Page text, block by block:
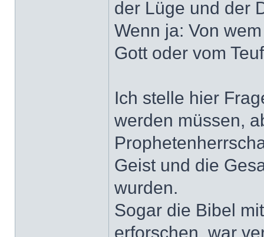
der Lüge und der
Wenn ja: Von
Gott oder vom
Ich stelle hier
werden müssen,
Geist und die
wurden.
Sogar die Bibel
erforschen, war